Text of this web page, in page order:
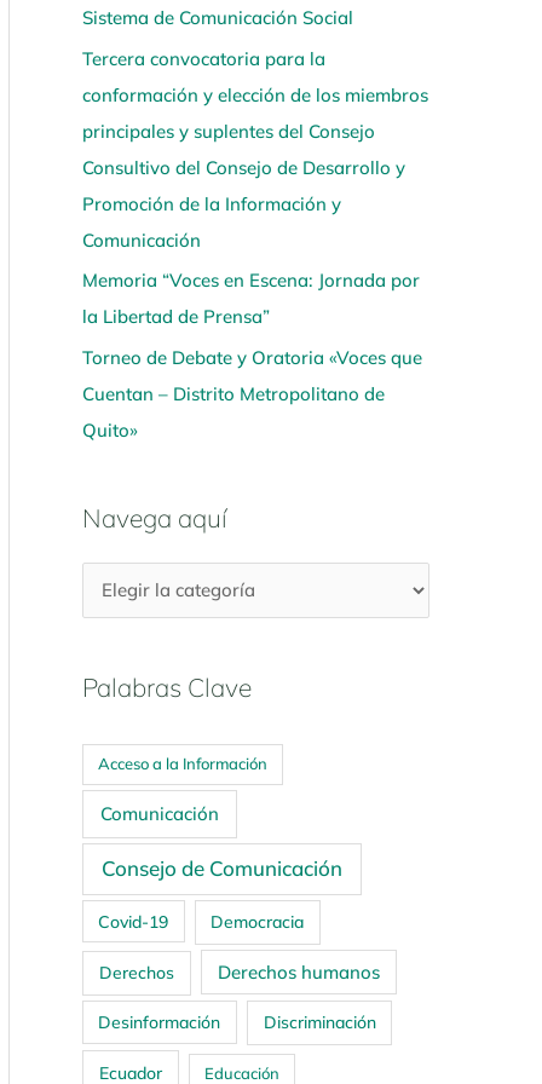
Sistema de Comunicación Social
Tercera convocatoria para la
conformación y elección de los miembros
principales y suplentes del Consejo
Consultivo del Consejo de Desarrollo y
Promoción de la Información y
Comunicación
Memoria “Voces en Escena: Jornada por
la Libertad de Prensa”
Torneo de Debate y Oratoria «Voces que
Cuentan – Distrito Metropolitano de
Quito»
Navega aquí
í
Palabras Clave
Acceso a la Información
Comunicación
Consejo de Comunicación
Covid-19 Democracia
Derechos Derechos humanos
Desinformación Discriminación
Ecuador Educación